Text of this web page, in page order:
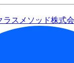
ラスメソッド株式